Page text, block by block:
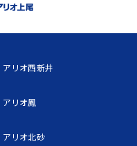
アリオ西新井
アリオ鳳
アリオ北砂